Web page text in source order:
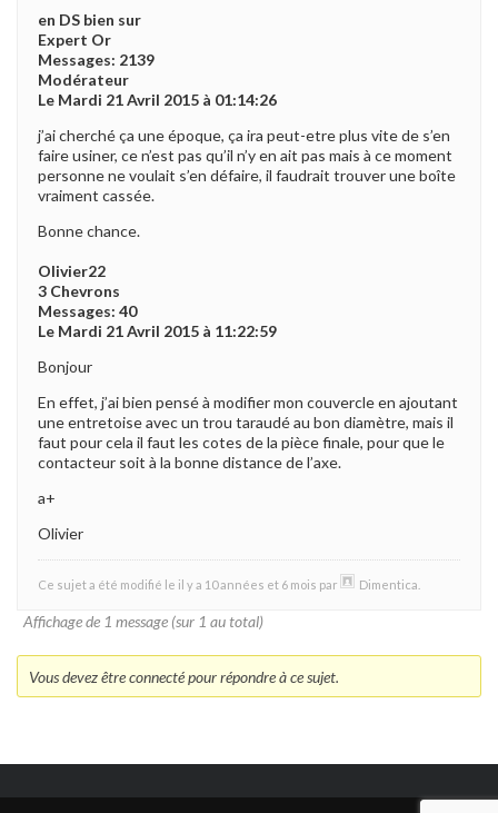
en DS bien sur
Expert Or
Messages: 2139
Modérateur
Le Mardi 21 Avril 2015 à 01:14:26
j’ai cherché ça une époque, ça ira peut-etre plus vite de s’en
faire usiner, ce n’est pas qu’il n’y en ait pas mais à ce moment
personne ne voulait s’en défaire, il faudrait trouver une boîte
vraiment cassée.
Bonne chance.
Olivier22
3 Chevrons
Messages: 40
Le Mardi 21 Avril 2015 à 11:22:59
Bonjour
En effet, j’ai bien pensé à modifier mon couvercle en ajoutant
une entretoise avec un trou taraudé au bon diamètre, mais il
faut pour cela il faut les cotes de la pièce finale, pour que le
contacteur soit à la bonne distance de l’axe.
a+
Olivier
Ce sujet a été modifié le il y a 10 années et 6 mois par Dimentica
Affichage de 1 message (sur 1 au total)
Vous devez être connecté pour répondre à ce sujet.